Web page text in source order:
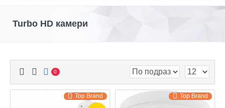
Turbo HD камери
0
Top Brand Top Brand